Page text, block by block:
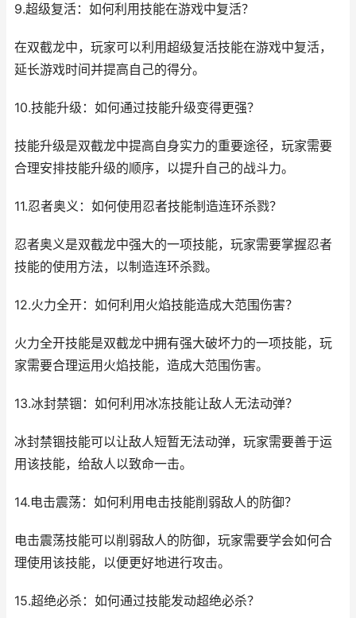
9.超级复活：如何利用技能在游戏中复活？
在双截龙中，玩家可以利用超级复活技能在游戏中复活，
延长游戏时间并提高自己的得分。
10.技能升级：如何通过技能升级变得更强？
技能升级是双截龙中提高自身实力的重要途径，玩家需要
合理安排技能升级的顺序，以提升自己的战斗力。
11.忍者奥义：如何使用忍者技能制造连环杀戮？
忍者奥义是双截龙中强大的一项技能，玩家需要掌握忍者
技能的使用方法，以制造连环杀戮。
12.火力全开：如何利用火焰技能造成大范围伤害？
火力全开技能是双截龙中拥有强大破坏力的一项技能，玩
家需要合理运用火焰技能，造成大范围伤害。
13.冰封禁锢：如何利用冰冻技能让敌人无法动弹？
冰封禁锢技能可以让敌人短暂无法动弹，玩家需要善于运
用该技能，给敌人以致命一击。
14.电击震荡：如何利用电击技能削弱敌人的防御？
电击震荡技能可以削弱敌人的防御，玩家需要学会如何合
理使用该技能，以便更好地进行攻击。
15.超绝必杀：如何通过技能发动超绝必杀？